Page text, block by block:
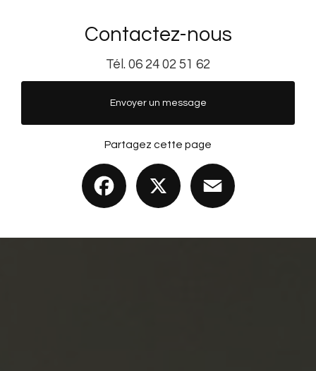
Contactez-nous
Tél. 06 24 02 51 62
Envoyer un message
Partagez cette page
Facebook